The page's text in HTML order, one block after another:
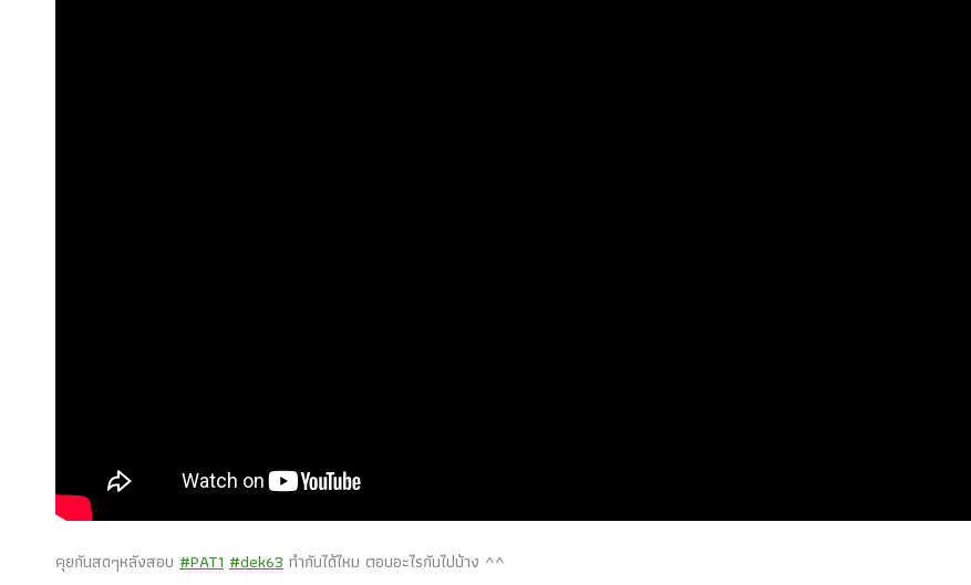
คุยกันสดๆหลังสอบ #PAT1 #dek63 ทำกันได้ไหม ตอบอะไรกันไปบ้าง ^^